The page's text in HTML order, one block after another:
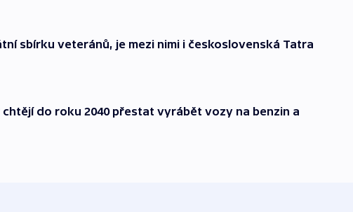
sbírku veteránů, je mezi nimi i československá Tatra
chtějí do roku 2040 přestat vyrábět vozy na benzin a